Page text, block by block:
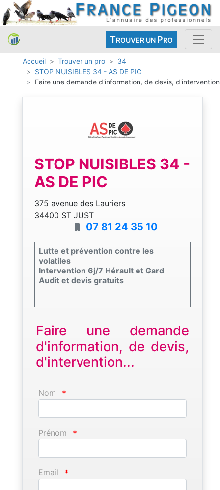
TROUVER UN PRO
Accueil Trouver un pro
34
STOP NUISIBLES 34 - AS DE PIC
Faire une demande d'information, de devis, d'intervention
STOP NUISIBLES 34 -
AS DE PIC
375 avenue des Lauriers
34400 ST JUST
07 81 24 35 10
Lutte et prévention contre les
volatiles
Intervention 6j/7 Hérault et Gard
Audit et devis gratuits
Faire une demande
d'information, de devis,
d'intervention...
Nom *
Prénom *
Email *